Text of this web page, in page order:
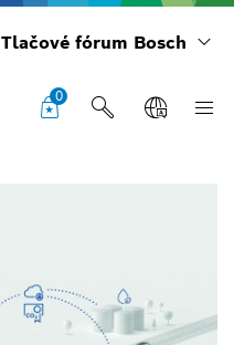
Tlačové fórum Bosch
0